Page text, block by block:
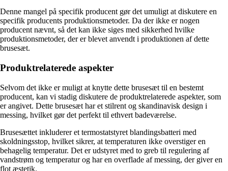
Denne mangel på specifik producent gør det umuligt at diskutere en
specifik producents produktionsmetoder. Da der ikke er nogen
producent nævnt, så det kan ikke siges med sikkerhed hvilke
produktionsmetoder, der er blevet anvendt i produktionen af dette
brusesæt.
Produktrelaterede aspekter
Selvom det ikke er muligt at knytte dette brusesæt til en bestemt
producent, kan vi stadig diskutere de produktrelaterede aspekter, som
er angivet. Dette brusesæt har et stilrent og skandinavisk design i
messing, hvilket gør det perfekt til ethvert badeværelse.
Brusesættet inkluderer et termostatstyret blandingsbatteri med
skoldningsstop, hvilket sikrer, at temperaturen ikke overstiger en
behagelig temperatur. Det er udstyret med to greb til regulering af
vandstrøm og temperatur og har en overflade af messing, der giver en
flot æstetik.